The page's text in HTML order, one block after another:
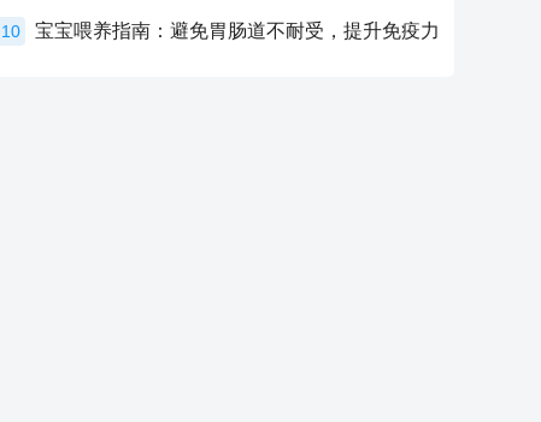
10 宝宝喂养指南：避免胃肠道不耐受，提升免疫力